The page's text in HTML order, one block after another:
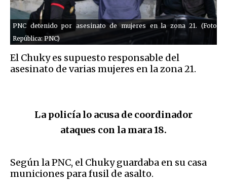
PNC detenido por asesinato de mujeres en la zona 21. (Foto
República: PNC)
El Chuky es supuesto responsable del
asesinato de varias mujeres en la zona 21.
La policía lo acusa de coordinador
ataques con la mara 18.
Según la PNC, el Chuky guardaba en su casa
municiones para fusil de asalto.